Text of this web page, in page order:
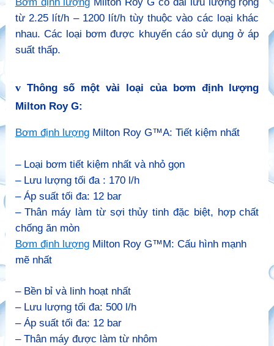
từ 2.25 lít/h – 1200 lít/h tùy thuộc vào các loại khác
nhau. Các loại bơm được khuyến cáo sử dụng ở áp
suất thấp.
v Thông số một vài loại của bơm định lượng
Milton Roy G:
Bơm định lượngMilton Roy G™A: Tiết kiệm nhất
– Loại bơm tiết kiệm nhất và nhỏ gọn
– Lưu lượng tối đa : 170 l/h
– Áp suất tối đa: 12 bar
– Thân máy làm từ sợi thủy tinh đặc biệt, hợp chất
chống ăn mòn
Bơm định lượngMilton Roy G™M: Cấu hình mạnh
mẽ nhất
– Bền bỉ và linh hoạt nhất
– Lưu lượng tối đa: 500 l/h
– Áp suất tối đa: 12 bar
– Thân máy được làm từ nhôm